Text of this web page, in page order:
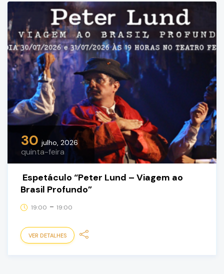
30 julho, 2026
quinta-feira
Espetáculo “Peter Lund – Viagem ao
Brasil Profundo”
19:00 - 19:00
VER DETALHES